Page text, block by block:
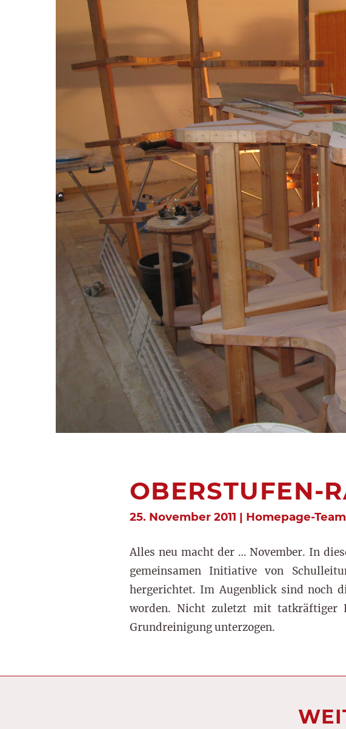
OBERSTUFEN-
25. November 2011 | Homepage-
Alles neu macht der … November. In
gemeinsamen Initiative von
hergerichtet. Im Augenblick sind noch
worden. Nicht zuletzt mit tatkräftiger
Grundreinigung unterzogen.